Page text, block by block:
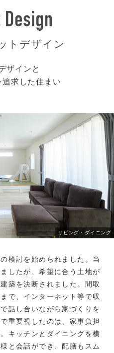
トデザイン
ザインと
求した住まい
リビング・ダイニング
検討を始められました。当
したが、希望に合う土地が
築を決断されました。間取
で、インターネット等で収
話し合いながら家づくりを
重要視したのは、家事負担
キッチンとダイニングを横
と会話ができ、配膳もスム